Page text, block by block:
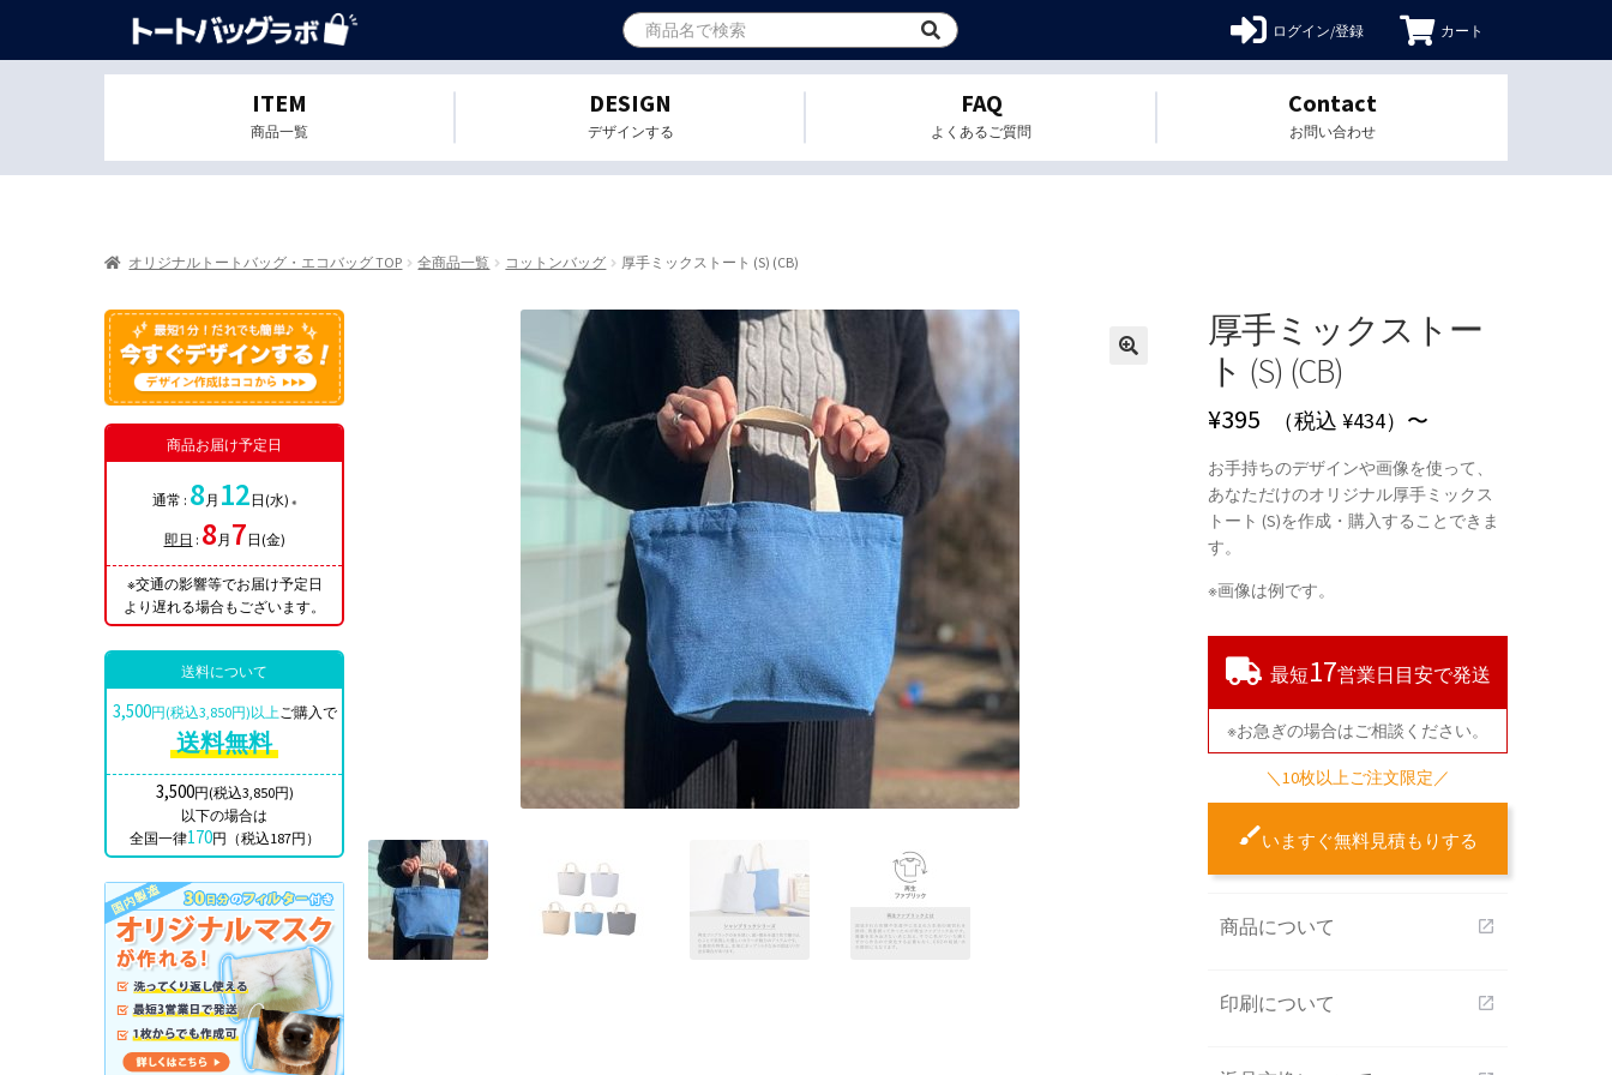
ログイン/登録 カート
ITEM
商品一覧
DESIGN
デザインする
FAQ
よくあるご質問
Contact
お問い合わせ
オリジナルトートバッグ・エコバッグ TOP 全商品一覧 コットンバッグ 厚手ミックストート (S) (CB)
厚手ミックストー
ト (S) (CB)
¥395 （税込 ¥434）〜
お手持ちのデザインや画像を使って、
あなただけのオリジナル厚手ミックス
トート (S)を作成・購入することできま
す。
※画像は例です。
最短17営業日目安で発送
※お急ぎの場合はご相談ください。
＼10枚以上ご注文限定／
いますぐ無料見積もりする
商品について open_in_new
印刷について open_in_new
商品お届け予定日
通常 : 8 月 12 日(水) ※
即日 : 8 月 7 日(金)
※交通の影響等でお届け予定日
より遅れる場合もございます。
送料について
3,500円(税込3,850円)以上ご購入で
送料無料
3,500円(税込3,850円)
以下の場合は
全国一律170円（税込187円）